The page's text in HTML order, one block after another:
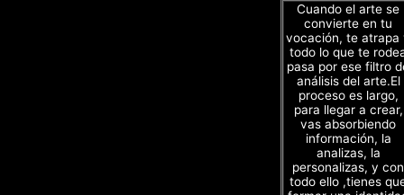
Cuando el arte se
convierte en tu
vocación, te atrapa
todo lo que te
pasa por ese filtro
análisis del arte.El
proceso es largo,
para llegar a crear,
vas absorbiendo
información, la
analizas, la
personalizas, y con
todo ello ,tienes